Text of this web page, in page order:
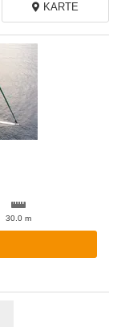
KARTE
30.0 m